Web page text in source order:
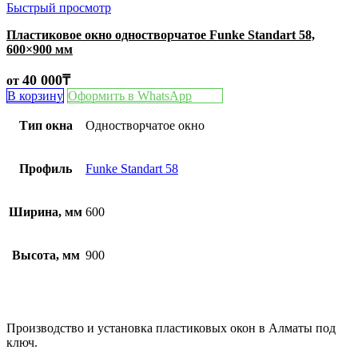
Быстрый просмотр
Пластиковое окно одностворчатое Funke Standart 58,
600×900 мм
от 40 000₸
В корзину Оформить в WhatsApp
Тип окна Одностворчатое окно
Профиль Funke Standart 58
Ширина, мм 600
Высота, мм 900
Производство и установка пластиковых окон в Алматы под
ключ.